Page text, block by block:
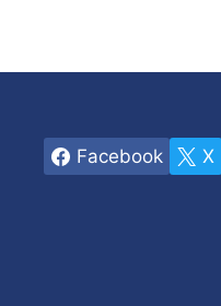
Facebook X